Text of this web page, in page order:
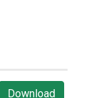
Download